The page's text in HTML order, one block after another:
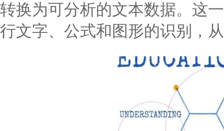
转换为可分析的文本数据。这
行文字、公式和图形的识别，